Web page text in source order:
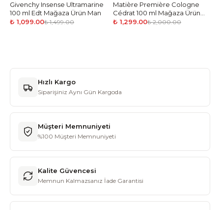
-27%
Givenchy Insense Ultramarine
100 ml Edt Mağaza Ürün Man
₺ 1,099.00₺ 1,499.00
-35%
Matière Première Cologne
Cédrat 100 ml Mağaza Ürün
Unisex
₺ 1,299.00₺ 2,000.00
Hızlı Kargo
Siparişiniz Aynı Gün Kargoda
Müşteri Memnuniyeti
%100 Müşteri Memnuniyeti
Kalite Güvencesi
Memnun Kalmazsanız İade Garantisi